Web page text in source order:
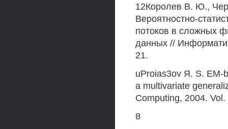
12Королев В. Ю.,
Вероятностно-
потоков в сложных
данных //
21.
uProias3ov Я. S. EM-
a multivariate
Computing, 2004.
8